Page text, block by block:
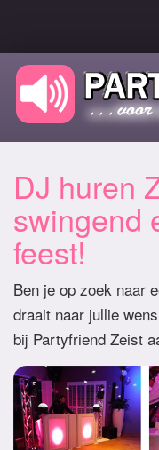
DJ huren
swingend
feest!
Ben je op zoek naar
draait naar jullie
bij Partyfriend Zeist